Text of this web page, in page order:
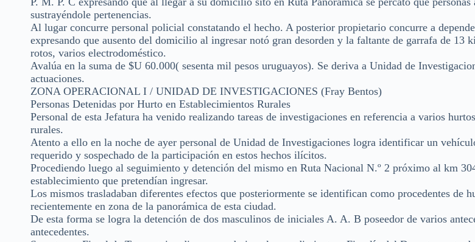
sustrayéndole pertenencias.
Al lugar concurre personal policial constatando el hecho. A posterior propietario concurre a
expresando que ausento del domicilio al ingresar notó gran desorden y la faltante de garrafa de 13
rotos, varios electrodoméstico.
Avalúa en la suma de $U 60.000( sesenta mil pesos uruguayos). Se deriva a Unidad de
actuaciones.
ZONA OPERACIONAL I / UNIDAD DE INVESTIGACIONES (Fray Bentos)
Personas Detenidas por Hurto en Establecimientos Rurales
Personal de esta Jefatura ha venido realizando tareas de investigaciones en referencia a varios
rurales.
Atento a ello en la noche de ayer personal de Unidad de Investigaciones logra identificar un
requerido y sospechado de la participación en estos hechos ilícitos.
Procediendo luego al seguimiento y detención del mismo en Ruta Nacional N.º 2 próximo al km
establecimiento que pretendían ingresar.
Los mismos trasladaban diferentes efectos que posteriormente se identifican como procedentes de
recientemente en zona de la panorámica de esta ciudad.
De esta forma se logra la detención de dos masculinos de iniciales A. A. B poseedor de varios
antecedentes.